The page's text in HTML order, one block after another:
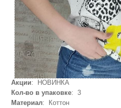
Акции: НОВИНКА
Кол-во в упаковке: 3
Материал: Коттон